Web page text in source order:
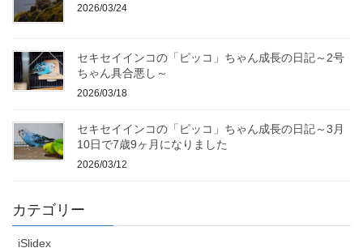
2026/03/24
セキセイインコの「ピッコ」ちゃん成長の日記～2号
ちゃん具合悪し～
2026/03/18
セキセイインコの「ピッコ」ちゃん成長の日記～3月
10日で7歳9ヶ月になりました
2026/03/12
カテゴリー
iSlidex